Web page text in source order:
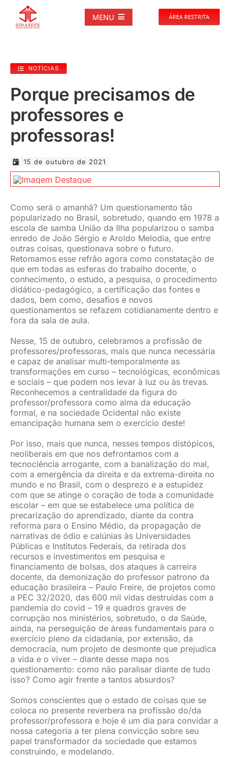
MENU
NOTÍCIAS
PUBLICAÇÕES
DOCUMENTOS
GALERIAS
EVENTOS
JURÍDICO
CLUBE
CONTATO
ÁREA RESTRITA
NOTÍCIAS
Porque precisamos de
professores e
professoras!
15 de outubro de 2021
Como será o amanhã? Um questionamento tão
popularizado no Brasil, sobretudo, quando em 1978 a
escola de samba União da Ilha popularizou o samba
enredo de João Sérgio e Aroldo Melodia, que entre
outras coisas, questionava sobre o futuro.
Retomamos esse refrão agora como constatação de
que em todas as esferas do trabalho docente, o
conhecimento, o estudo, a pesquisa, o procedimento
didático-pedagógico, a certificação das fontes e
dados, bem como, desafios e novos
questionamentos se refazem cotidianamente dentro e
fora da sala de aula.
Nesse, 15 de outubro, celebramos a profissão de
professores/professoras, mais que nunca necessária
e capaz de analisar multi-temporalmente as
transformações em curso – tecnológicas, econômicas
e sociais – que podem nos levar à luz ou às trevas.
Reconhecemos a centralidade da figura do
professor/professora como alma da educação
formal, e na sociedade Ocidental não existe
emancipação humana sem o exercício deste!
Por isso, mais que nunca, nesses tempos distópicos,
neoliberais em que nos defrontamos com a
tecnociência arrogante, com a banalização do mal,
com a emergência da direita e da extrema-direita no
mundo e no Brasil, com o desprezo e a estupidez
com que se atinge o coração de toda a comunidade
escolar – em que se estabelece uma política de
precarização do aprendizado, diante da contra
reforma para o Ensino Médio, da propagação de
narrativas de ódio e calúnias às Universidades
Públicas e Institutos Federais, da retirada dos
recursos e investimentos em pesquisa e
financiamento de bolsas, dos ataques à carreira
docente, da demonização do professor patrono da
educação brasileira – Paulo Freire, de projetos como
a PEC 32/2020, das 600 mil vidas destruídas com a
pandemia do covid – 19 e quadros graves de
corrupção nos ministérios, sobretudo, o da Saúde,
ainda, na perseguição de áreas fundamentais para o
exercício pleno da cidadania, por extensão, da
democracia, num projeto de desmonte que prejudica
a vida e o viver – diante desse mapa nos
questionamento: como não paralisar diante de tudo
isso? Como agir frente a tantos absurdos?
Somos conscientes que o estado de coisas que se
coloca no presente reverbera na profissão do/da
professor/professora e hoje é um dia para convidar a
nossa categoria a ter plena convicção sobre seu
papel transformador da sociedade que estamos
construindo, e modelando.